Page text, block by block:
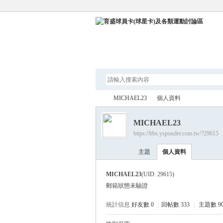
›
MICHAEL23 個人資料
MICHAEL23
https://bbs.ysponder.com.tw/?29615
主題 個人資料
MICHAEL23(UID: 29615)
郵箱狀態未驗證
統計信息 好友數 0 回帖數 333 主題數